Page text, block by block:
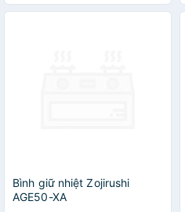
Bình giữ nhiệt Zojirushi
AGE50-XA